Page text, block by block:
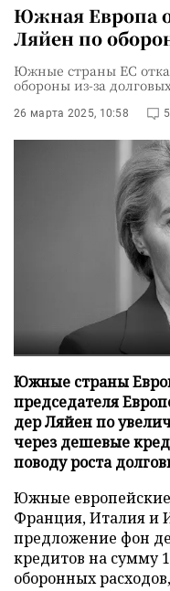
Южная Европа
Ляйен по
Южные страны ЕС
обороны из-за
26 марта 2025, 10:58 5
Южные страны
председателя
дер Ляйен по
через дешевые
поводу роста
Южные европейские
Франция, Италия и
предложение фон
кредитов на сумму
оборонных